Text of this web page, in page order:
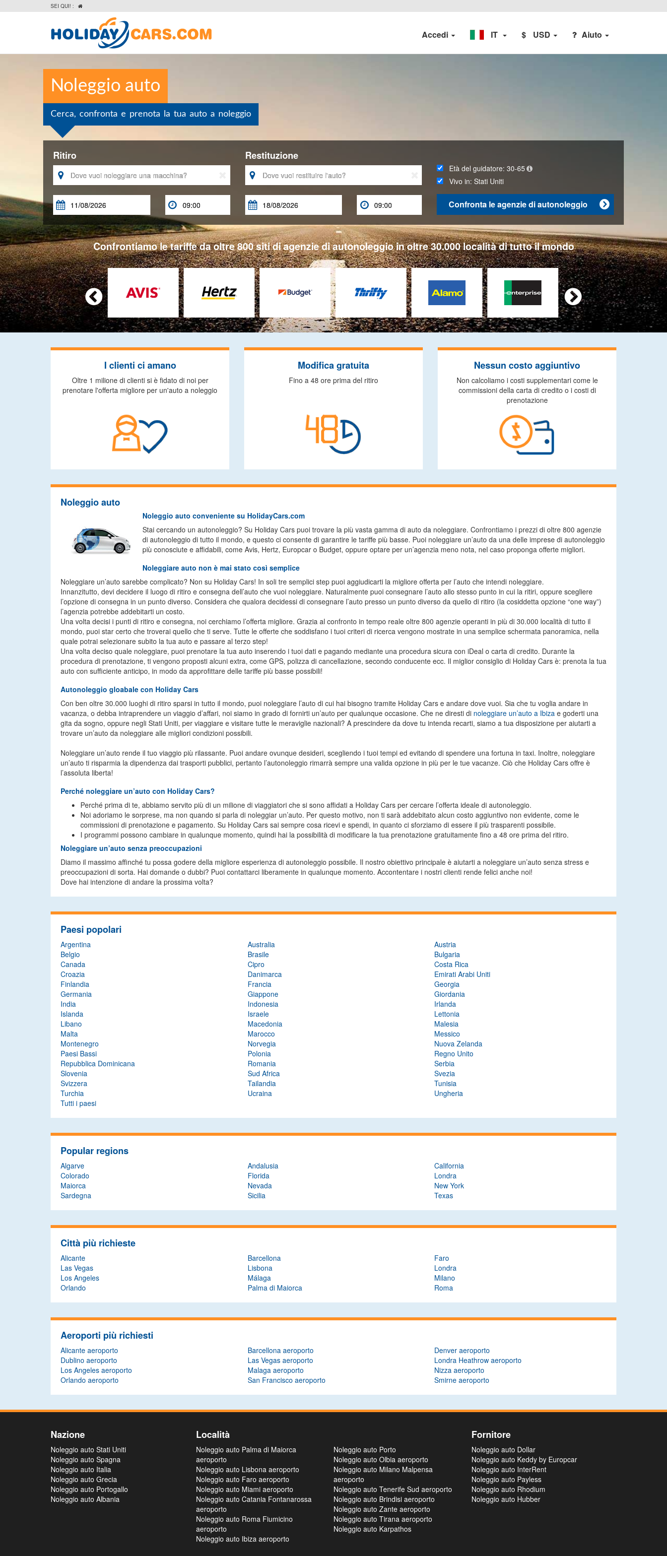
SEI QUI! : 
Accedi IT $ USD Aiuto
Noleggio auto
Cerca, confronta e prenota la tua auto a noleggio
Ritiro

 
Restituzione

 
Età del guidatore:30-65
Vivo in:Stati Uniti

Confronta le agenzie di autonoleggio
Confrontiamo le tariffe da oltre 800 siti di agenzie di autonoleggio in oltre 30.000 località di tutto il mondo
 
I clienti ci amano
Oltre 1 milione di clienti si è fidato di noi per
prenotare l'offerta migliore per un'auto a noleggio
Modifica gratuita
Fino a 48 ore prima del ritiro
Nessun costo aggiuntivo
Non calcoliamo i costi supplementari come le
commissioni della carta di credito o i costi di
prenotazione
Noleggio auto
Noleggio auto conveniente su HolidayCars.com
Stai cercando un autonoleggio? Su Holiday Cars puoi trovare la più vasta gamma di auto da noleggiare. Confrontiamo i prezzi di oltre 800 agenzie
di autonoleggio di tutto il mondo, e questo ci consente di garantire le tariffe più basse. Puoi noleggiare un’auto da una delle imprese di autonoleggio
più conosciute e affidabili, come Avis, Hertz, Europcar o Budget, oppure optare per un’agenzia meno nota, nel caso proponga offerte migliori.
Noleggiare auto non è mai stato così semplice
Noleggiare un’auto sarebbe complicato? Non su Holiday Cars! In soli tre semplici step puoi aggiudicarti la migliore offerta per l’auto che intendi noleggiare.
Innanzitutto, devi decidere il luogo di ritiro e consegna dell’auto che vuoi noleggiare. Naturalmente puoi consegnare l’auto allo stesso punto in cui la ritiri, oppure scegliere
l’opzione di consegna in un punto diverso. Considera che qualora decidessi di consegnare l’auto presso un punto diverso da quello di ritiro (la cosiddetta opzione “one way”)
l’agenzia potrebbe addebitarti un costo.
Una volta decisi i punti di ritiro e consegna, noi cerchiamo l’offerta migliore. Grazia al confronto in tempo reale oltre 800 agenzie operanti in più di 30.000 località di tutto il
mondo, puoi star certo che troverai quello che ti serve. Tutte le offerte che soddisfano i tuoi criteri di ricerca vengono mostrate in una semplice schermata panoramica, nella
quale potrai selezionare subito la tua auto e passare al terzo step!
Una volta deciso quale noleggiare, puoi prenotare la tua auto inserendo i tuoi dati e pagando mediante una procedura sicura con iDeal o carta di credito. Durante la
procedura di prenotazione, ti vengono proposti alcuni extra, come GPS, polizza di cancellazione, secondo conducente ecc. Il miglior consiglio di Holiday Cars è: prenota la tua
auto con sufficiente anticipo, in modo da approfittare delle tariffe più basse possibili!
Autonoleggio gloabale con Holiday Cars
Con ben oltre 30.000 luoghi di ritiro sparsi in tutto il mondo, puoi noleggiare l’auto di cui hai bisogno tramite Holiday Cars e andare dove vuoi. Sia che tu voglia andare in
vacanza, o debba intraprendere un viaggio d’affari, noi siamo in grado di fornirti un’auto per qualunque occasione. Che ne diresti di noleggiare un’auto a Ibiza e goderti una
gita da sogno, oppure negli Stati Uniti, per viaggiare e visitare tutte le meraviglie nazionali? A prescindere da dove tu intenda recarti, siamo a tua disposizione per aiutarti a
trovare un’auto da noleggiare alle migliori condizioni possibili.
Noleggiare un’auto rende il tuo viaggio più rilassante. Puoi andare ovunque desideri, scegliendo i tuoi tempi ed evitando di spendere una fortuna in taxi. Inoltre, noleggiare
un’auto ti risparmia la dipendenza dai trasporti pubblici, pertanto l’autonoleggio rimarrà sempre una valida opzione in più per le tue vacanze. Ciò che Holiday Cars offre è
l’assoluta liberta!
Perché noleggiare un’auto con Holiday Cars?
Perché prima di te, abbiamo servito più di un milione di viaggiatori che si sono affidati a Holiday Cars per cercare l’offerta ideale di autonoleggio.
Noi adoriamo le sorprese, ma non quando si parla di noleggiar un’auto. Per questo motivo, non ti sarà addebitato alcun costo aggiuntivo non evidente, come le
commissioni di prenotazione e pagamento. Su Holiday Cars sai sempre cosa ricevi e spendi, in quanto ci sforziamo di essere il più trasparenti possibile.
I programmi possono cambiare in qualunque momento, quindi hai la possibilità di modificare la tua prenotazione gratuitamente fino a 48 ore prima del ritiro.
Noleggiare un’auto senza preoccupazioni
Diamo il massimo affinché tu possa godere della migliore esperienza di autonoleggio possibile. Il nostro obiettivo principale è aiutarti a noleggiare un’auto senza stress e
preoccupazioni di sorta. Hai domande o dubbi? Puoi contattarci liberamente in qualunque momento. Accontentare i nostri clienti rende felici anche noi!
Dove hai intenzione di andare la prossima volta?
Paesi popolari
Argentina Australia
Austria
Belgio
Brasile
Bulgaria
Canada
Cipro
Costa Rica
Croazia
Danimarca
Emirati Arabi Uniti
Finlandia
Francia
Georgia
Germania
Giappone
Giordania
India
Indonesia
Irlanda
Islanda
Israele
Lettonia
Libano
Macedonia
Malesia
Malta
Marocco
Messico
Montenegro
Norvegia
Nuova Zelanda
Paesi Bassi
Polonia
Regno Unito
Repubblica Dominicana
Romania
Serbia
Slovenia
Sud Africa
Svezia
Svizzera
Tailandia
Tunisia
Turchia
Ucraina
Ungheria
Tutti i paesi
Popular regions
Algarve Andalusia
California
Colorado
Florida
Londra
Maiorca
Nevada
New York
Sardegna
Sicilia Texas
Città più richieste
Alicante Barcellona
Faro
Las Vegas
Lisbona
Londra
Los Angeles
Málaga
Milano
Orlando
Palma di Maiorca Roma
Aeroporti più richiesti
Alicante aeroporto Barcellona aeroporto
Denver aeroporto
Dublino aeroporto
Las Vegas aeroporto
Londra Heathrow aeroporto
Los Angeles aeroporto
Malaga aeroporto
Nizza aeroporto
Orlando aeroporto
San Francisco aeroporto Smirne aeroporto
Nazione
Noleggio auto Stati Uniti
Noleggio auto Spagna
Noleggio auto Italia
Noleggio auto Grecia
Noleggio auto Portogallo
Noleggio auto Albania
Località
Noleggio auto Palma di Maiorca
aeroporto
Noleggio auto Lisbona aeroporto
Noleggio auto Faro aeroporto
Noleggio auto Miami aeroporto
Noleggio auto Catania Fontanarossa
aeroporto
Noleggio auto Roma Fiumicino
aeroporto
Noleggio auto Ibiza aeroporto
Noleggio auto Porto
Noleggio auto Olbia aeroporto
Noleggio auto Milano Malpensa
aeroporto
Noleggio auto Tenerife Sud aeroporto
Noleggio auto Brindisi aeroporto
Noleggio auto Zante aeroporto
Noleggio auto Tirana aeroporto
Noleggio auto Karpathos
Fornitore
Noleggio auto Dollar
Noleggio auto Keddy by Europcar
Noleggio auto InterRent
Noleggio auto Payless
Noleggio auto Rhodium
Noleggio auto Hubber